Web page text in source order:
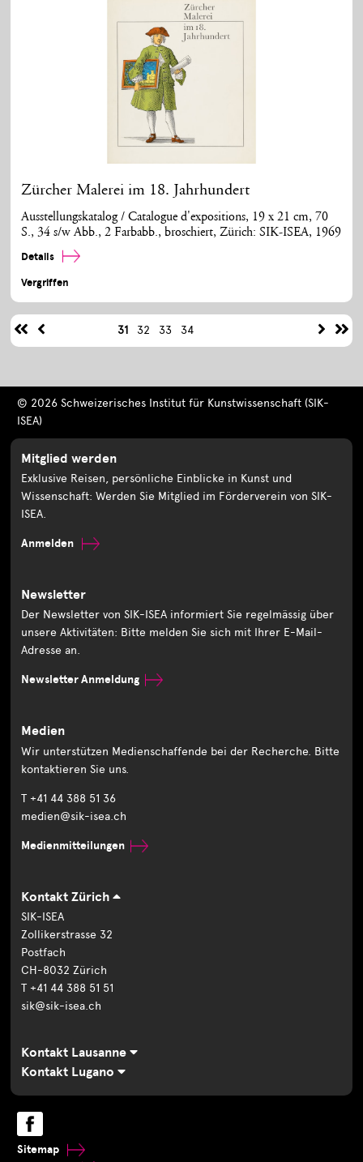
Zürcher Malerei im 18. Jahrhundert
Ausstellungskatalog / Catalogue d'expositions, 19 x 21 cm, 70
S., 34 s/w Abb., 2 Farbabb., broschiert, Zürich: SIK-ISEA, 1969
Details
Vergriffen
31 32 33 34
© 2026 Schweizerisches Institut für Kunstwissenschaft (SIK-
ISEA)
Mitglied werden
Exklusive Reisen, persönliche Einblicke in Kunst und
Wissenschaft: Werden Sie Mitglied im Förderverein von SIK-
ISEA.
Anmelden
Newsletter
Der Newsletter von SIK-ISEA informiert Sie regelmässig über
unsere Aktivitäten: Bitte melden Sie sich mit Ihrer E-Mail-
Adresse an.
Newsletter Anmeldung
Medien
Wir unterstützen Medienschaffende bei der Recherche. Bitte
kontaktieren Sie uns.
T +41 44 388 51 36
medien@sik-isea.ch
Medienmitteilungen
Kontakt Zürich
SIK-ISEA
Zollikerstrasse 32
Postfach
CH-8032 Zürich
T +41 44 388 51 51
sik@sik-isea.ch
Kontakt Lausanne
Kontakt Lugano
Sitemap